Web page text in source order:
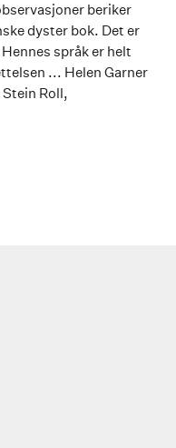
beriker
dyster bok. Det er
språk er helt
... Helen Garner
Roll,